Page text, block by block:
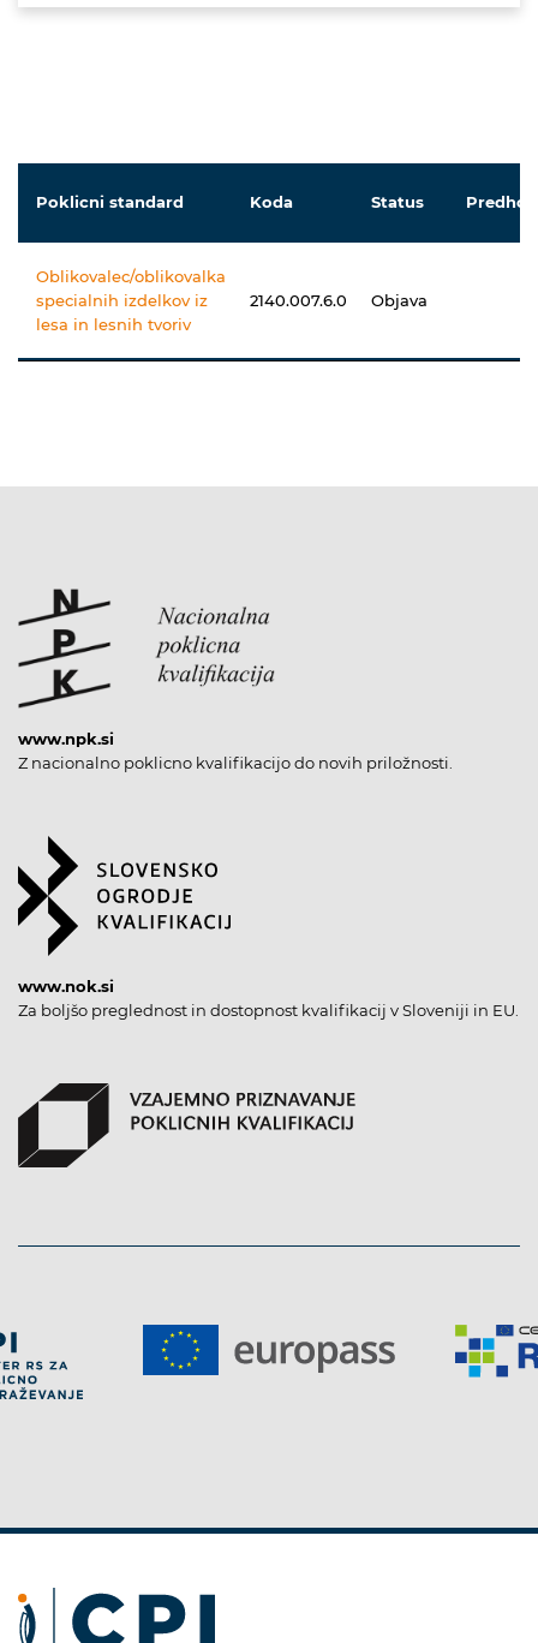
Poklicni standard Koda Status
Oblikovalec/oblikovalka
specialnih izdelkov iz
lesa in lesnih tvoriv
2140.007.6.0 Objava
www.npk.si
Z nacionalno poklicno kvalifikacijo do novih priložnosti.
www.nok.si
Za boljšo preglednost in dostopnost kvalifikacij v Sloveniji in EU.